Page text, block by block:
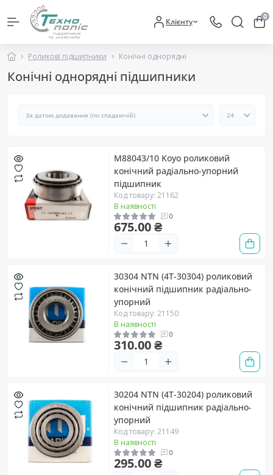
Клієнту 0
Роликові підшипники Конічні однорядні
Конічні однорядні підшипники
M88043/10 Koyo роликовий
конічний радіально-упорний
підшипник
Код товару: 21162
В наявності
0
675.00 ₴
30304 NTN (4T-30304) роликовий
конічний підшипник радіально-
упорний
Код товару: 21150
В наявності
0
310.00 ₴
30204 NTN (4T-30204) роликовий
конічний підшипник радіально-
упорний
Код товару: 21149
В наявності
0
295.00 ₴